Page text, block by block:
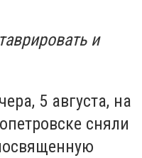
и
5 августа, на
сняли